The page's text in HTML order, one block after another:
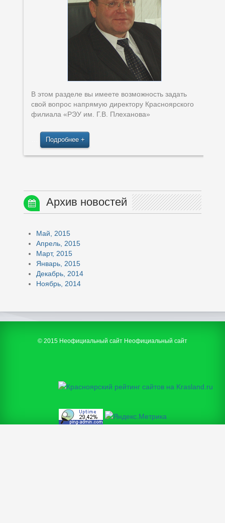
В этом разделе вы имеете возможность задать
свой вопрос напрямую директору Красноярского
филиала «РЭУ им. Г.В. Плеханова»
Подробнее
Архив новостей
Май, 2015
Апрель, 2015
Март, 2015
Январь, 2015
Декабрь, 2014
Ноябрь, 2014
© 2015 Неофициальный сайт Неофициальный сайт